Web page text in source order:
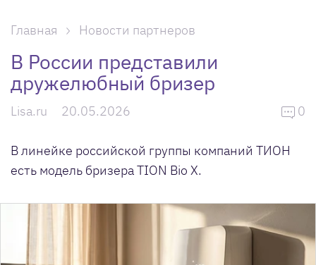
Главная Новости партнеров
В России представили
дружелюбный бризер
Lisa.ru 20.05.2026 0
В линейке российской группы компаний ТИОН
есть модель бризера TION Bio X.